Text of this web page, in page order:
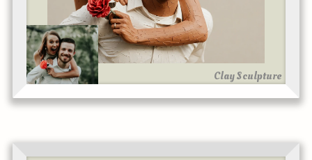
Clay Sculpture